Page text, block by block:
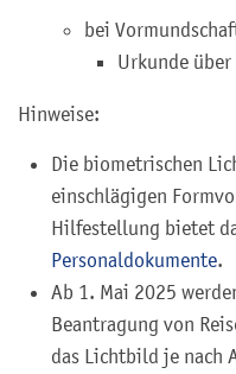
bei
Urkunde
Hinweise:
Die biometrischen
einschlägigen
Hilfestellung bietet
Personaldokumente.
Ab 1. Mai 2025
Beantragung von
das Lichtbild je nach